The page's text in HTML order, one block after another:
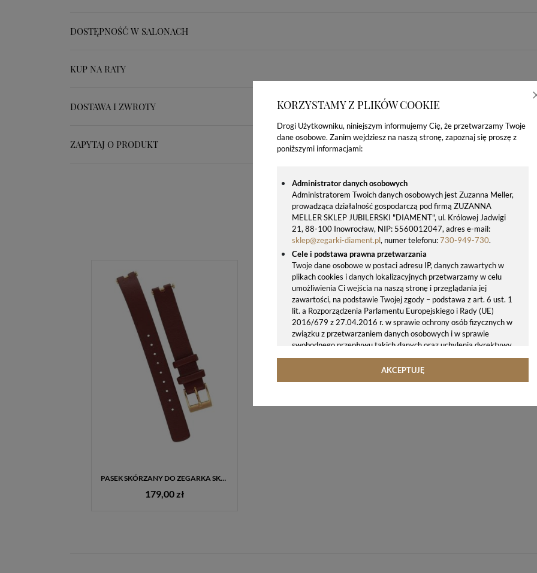
KORZYSTAMY Z PLIKÓW COOKIE
Drogi Użytkowniku, niniejszym informujemy Cię, że przetwarzamy Twoje
dane osobowe. Zanim wejdziesz na naszą stronę, zapoznaj się proszę z
poniższymi informacjami:
Administrator danych osobowych
Administratorem Twoich danych osobowych jest Zuzanna Meller,
prowadząca działalność gospodarczą pod firmą ZUZANNA
MELLER SKLEP JUBILERSKI "DIAMENT", ul. Królowej Jadwigi
21, 88-100 Inowrocław, NIP: 5560012047, adres e-mail:
sklep@zegarki-diament.pl, numer telefonu:730-949-730.
Cele i podstawa prawna przetwarzania
Twoje dane osobowe w postaci adresu IP, danych zawartych w
plikach cookies i danych lokalizacyjnych przetwarzamy w celu
umożliwienia Ci wejścia na naszą stronę i przeglądania jej
zawartości, na podstawie Twojej zgody – podstawa z art. 6 ust. 1
lit. a Rozporządzenia Parlamentu Europejskiego i Rady (UE)
2016/679 z 27.04.2016 r. w sprawie ochrony osób fizycznych w
związku z przetwarzaniem danych osobowych i w sprawie
swobodnego przepływu takich danych oraz uchylenia dyrektywy
95/46/WE (ogólne rozporządzenie o ochronie danych, tj. RODO).
Twoje dane osobowe możemy udostępniać hostingodawcy. Takie
zgodnie z naszymi poleceniami. Przekazujemy Twoje dane poza
AKCEPTUJĘ
DOSTĘPNOŚĆ W SALONACH
KUP NA RATY
DOSTAWA I ZWROTY
ZAPYTAJ O PRODUKT
OSTATNIO OGLĄDANE PRODUKTY
PASEK SKÓRZANY DO ZEGARKA SKAGEN SKW2641 – BRĄZOWYM, 12 MM, STALOWA SPRZĄCZKA RÓŻOWE ZŁOCENIE
179,00 zł